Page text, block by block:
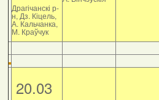
Драгічанскі р-
н, Дз. Кіцель,
А. Кальчанка,
М. Краўчук
20.03